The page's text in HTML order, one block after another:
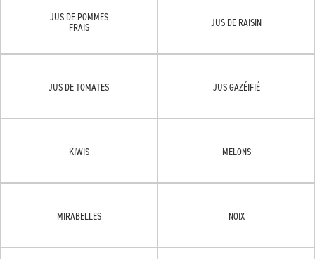
JUS DE POMMES
FRAIS
JUS DE RAISIN
JUS DE TOMATES JUS GAZÉIFIÉ
KIWIS MELONS
MIRABELLES NOIX